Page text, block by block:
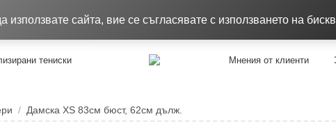
тениски Мнения от клиенти
Дамска XS 83см бюст, 62см дълж.
използвате сайта, вие се съгласявате с използването на